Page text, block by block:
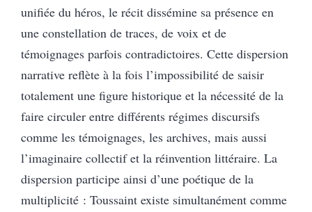
unifiée du héros, le récit dissémine sa présence en
une constellation de traces, de voix et de
témoignages parfois contradictoires. Cette dispersion
narrative reflète à la fois l’impossibilité de saisir
totalement une figure historique et la nécessité de la
faire circuler entre différents régimes discursifs
comme les témoignages, les archives, mais aussi
l’imaginaire collectif et la réinvention littéraire. La
dispersion participe ainsi d’une poétique de la
multiplicité : Toussaint existe simultanément comme